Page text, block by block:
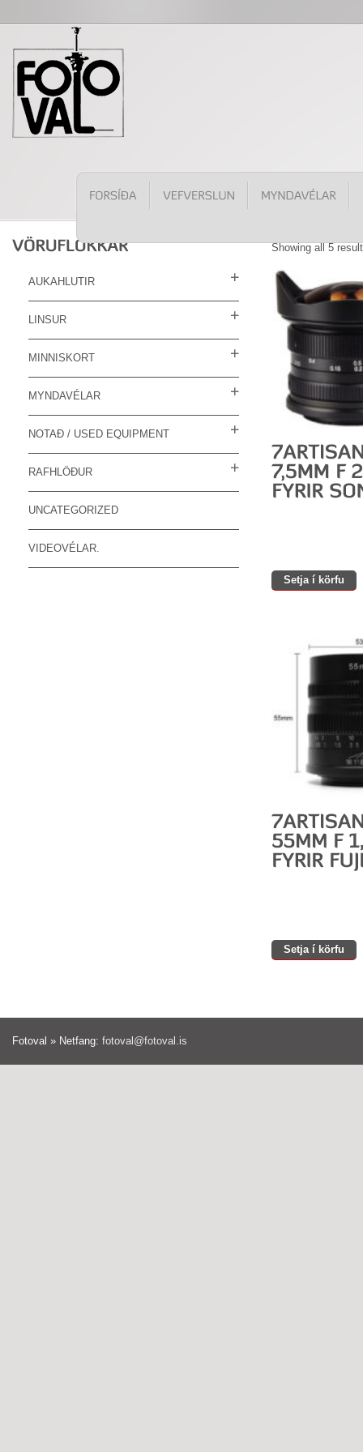
Showing all 5
Setja í körfu
Setja í körfu
AUKAHLUTIR
LINSUR
MINNISKORT
MYNDAVÉLAR
NOTAÐ / USED EQUIPMENT
RAFHLÖÐUR
UNCATEGORIZED
VIDEOVÉLAR.
Fotoval » Netfang: fotoval@fotoval.is